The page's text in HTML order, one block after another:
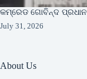
କମ୍ରେଡ ଗୋବିନ୍ଦ ପ୍ରଧାନ
July 31, 2026
About Us